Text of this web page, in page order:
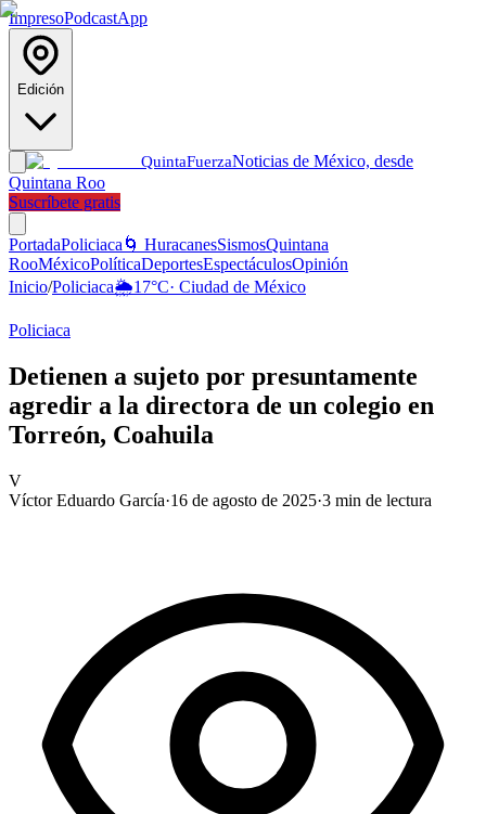
ImpresoPodcastApp
Edición
QuintaFuerzaNoticias de México, desde
Quintana Roo
Suscríbete gratis
PortadaPoliciaca 🌀 HuracanesSismosQuintana
RooMéxicoPolíticaDeportesEspectáculosOpinión
Inicio/Policiaca🌦️17°C· Ciudad de México
Policiaca
Detienen a sujeto por presuntamente
agredir a la directora de un colegio en
Torreón, Coahuila
V
Víctor Eduardo García·16 de agosto de 2025·3 min de lectura